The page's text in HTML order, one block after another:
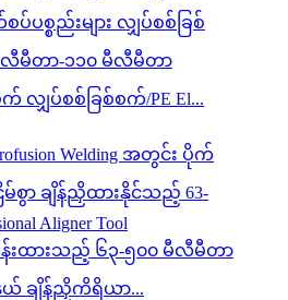
လီမီတာ-၁၁၀ မီလီမီတာ
ျှပ်စစ်ခြစ်စက်/PE El...
းထားသည့် ၆၃-၅၀၀ မီလီမီတာ
ယ် ချိန်ညှိကိရိယာ...